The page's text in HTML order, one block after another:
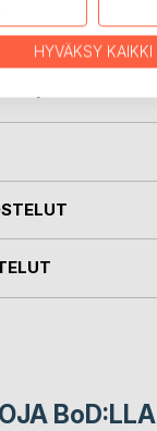
ja
kirjailijan ja
BoD:LLA
HYVÄKSY KAIKKI